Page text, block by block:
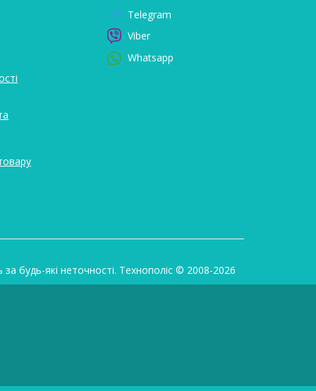
Telegram
Viber
Whatsapp
будь-які неточності. Технополіс © 2008-2026